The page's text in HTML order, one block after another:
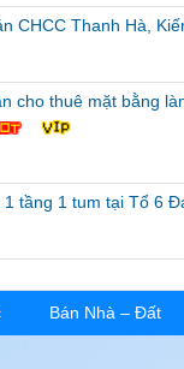
CHCC Thanh Hà,
cho thuê mặt bằng
1 tầng 1 tum tại Tổ 6
Bán Nhà – Đất